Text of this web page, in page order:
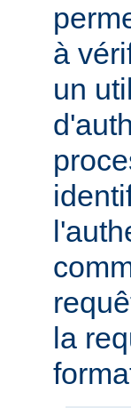
à
un
la